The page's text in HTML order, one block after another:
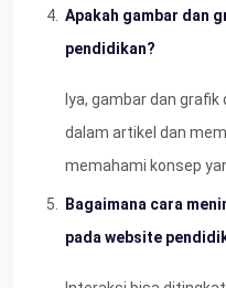
Apakah gambar dan
pendidikan?
Iya, gambar dan
dalam artikel dan
memahami konsep
Bagaimana cara
pada website